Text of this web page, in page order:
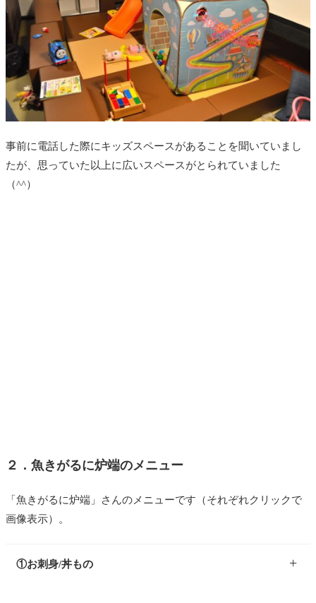
事前に電話した際にキッズスペースがあることを聞いていまし
たが、思っていた以上に広いスペースがとられていました
（^^）
２．魚きがるに炉端のメニュー
「魚きがるに炉端」さんのメニューです（それぞれクリックで
画像表示）。
①お刺身/丼もの